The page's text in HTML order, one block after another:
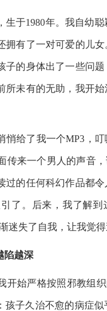
于1980年。我自幼
拥有了一对可爱的儿
子的身体出了一些问
所未有的无助，我开
悄给了我一个MP3，
传来一个男人的声音
过的任何科幻作品都
了。后来，我了解
失了自我，让我觉得
陷越深
开始严格按照邪教组
孩子久治不愈的病症